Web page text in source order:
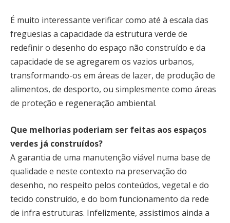
É muito interessante verificar como até à escala das
freguesias a capacidade da estrutura verde de
redefinir o desenho do espaço não construído e da
capacidade de se agregarem os vazios urbanos,
transformando-os em áreas de lazer, de produção de
alimentos, de desporto, ou simplesmente como áreas
de proteção e regeneração ambiental.
Que melhorias poderiam ser feitas aos espaços
verdes já construídos?
A garantia de uma manutenção viável numa base de
qualidade e neste contexto na preservação do
desenho, no respeito pelos conteúdos, vegetal e do
tecido construído, e do bom funcionamento da rede
de infra estruturas. Infelizmente, assistimos ainda a